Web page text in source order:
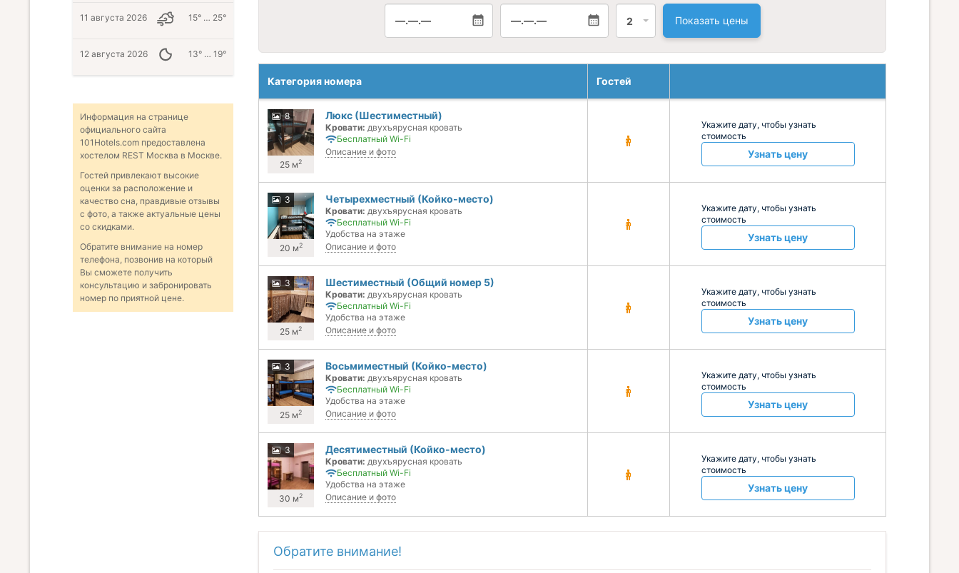
—.—.— —.—.— 2 Показать цены
Категория номера Гостей
8
25 м2
Люкс (Шестиместный)
Кровати: двухъярусная кровать
Бесплатный Wi-Fi
Описание и фото
Укажите дату, чтобы узнать
стоимость
Узнать цену
3
20 м2
Четырехместный (Койко-место)
Кровати: двухъярусная кровать
Бесплатный Wi-Fi
Удобства на этаже
Описание и фото
Укажите дату, чтобы узнать
стоимость
Узнать цену
3
25 м2
Шестиместный (Общий номер 5)
Кровати: двухъярусная кровать
Бесплатный Wi-Fi
Удобства на этаже
Описание и фото
Укажите дату, чтобы узнать
стоимость
Узнать цену
3
25 м2
Восьмиместный (Койко-место)
Кровати: двухъярусная кровать
Бесплатный Wi-Fi
Удобства на этаже
Описание и фото
Укажите дату, чтобы узнать
стоимость
Узнать цену
3
30 м2
Десятиместный (Койко-место)
Кровати: двухъярусная кровать
Бесплатный Wi-Fi
Удобства на этаже
Описание и фото
Укажите дату, чтобы узнать
стоимость
Узнать цену
Обратите внимание!
11 августа 2026 15° … 25°
12 августа 2026 13° … 19°
Информация на странице
официального сайта
101Hotels.com предоставлена
хостелом REST Москва в Москве.
Гостей привлекают высокие
оценки за расположение и
качество сна, правдивые отзывы
с фото, а также актуальные цены
со скидками.
Обратите внимание на номер
телефона, позвонив на который
Вы сможете получить
консультацию и забронировать
номер по приятной цене.